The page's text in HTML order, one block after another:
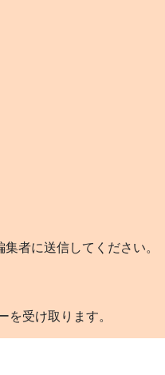
者に送信してください。
受け取ります。